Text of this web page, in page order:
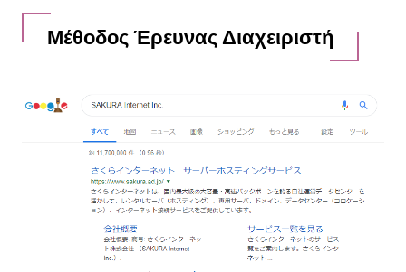
Μέθοδος Έρευνας Διαχειριστή